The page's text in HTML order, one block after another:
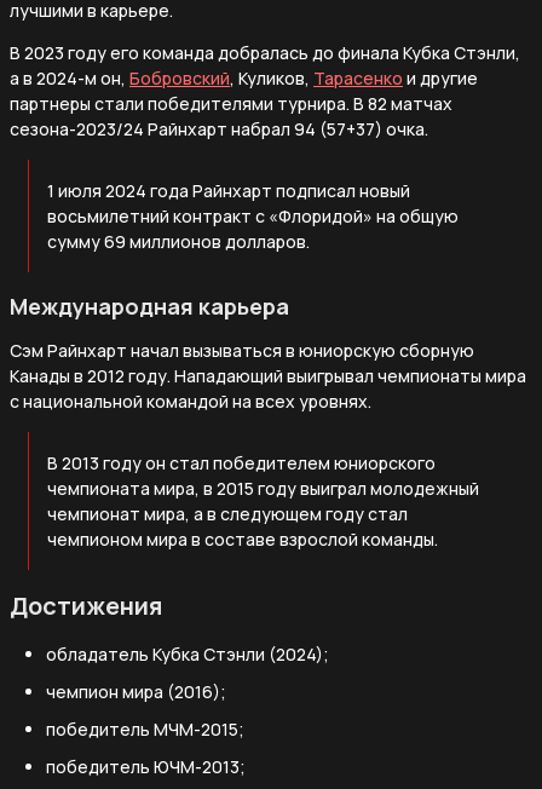
лучшими в карьере.
В 2023 году его команда добралась до финала Кубка Стэнли,
а в 2024-м он, Бобровский, Куликов, Тарасенко и другие
партнеры стали победителями турнира. В 82 матчах
сезона-2023/24 Райнхарт набрал 94 (57+37) очка.
1 июля 2024 года Райнхарт подписал новый
восьмилетний контракт с «Флоридой» на общую
сумму 69 миллионов долларов.
Международная карьера
Сэм Райнхарт начал вызываться в юниорскую сборную
Канады в 2012 году. Нападающий выигрывал чемпионаты мира
с национальной командой на всех уровнях.
В 2013 году он стал победителем юниорского
чемпионата мира, в 2015 году выиграл молодежный
чемпионат мира, а в следующем году стал
чемпионом мира в составе взрослой команды.
Достижения
обладатель Кубка Стэнли (2024);
чемпион мира (2016);
победитель МЧМ-2015;
победитель ЮЧМ-2013;